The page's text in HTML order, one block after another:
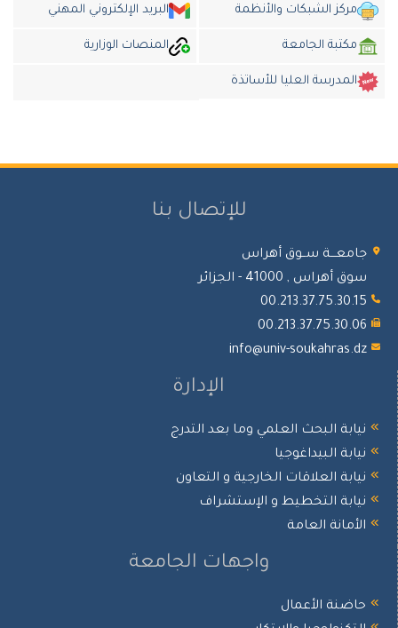
مركز الشبكات والأنظمة البريد الإلكتروني المهني
مكتبة الجامعة المنصات الوزارية
المدرسة العليا للأساتذة
للإتصال بنا
جامعـــة ســوق أهراس
سوق أهراس , 41000 - الجزائر
00.213.37.75.30.15
00.213.37.75.30.06
info@univ-soukahras.dz
الإدارة
نيابة البحث العلمي وما بعد التدرج
نيابة البيداغوجيا
نيابة العلاقات الخارجية و التعاون
نيابة التخطيط و الإستشراف
الأمانة العامة
واجهات الجامعة
حاضنة الأعمال